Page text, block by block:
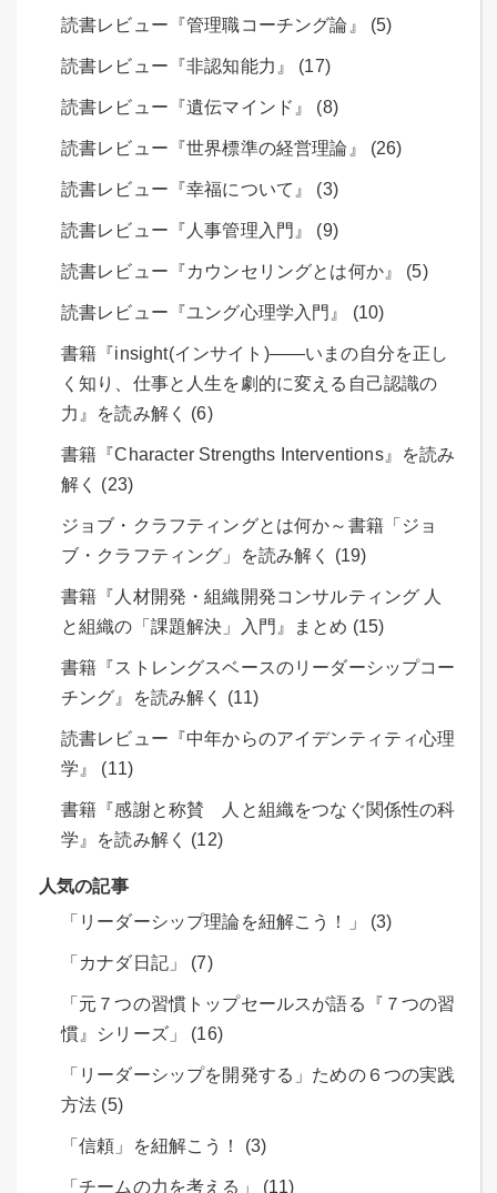
読書レビュー『管理職コーチング論』 (5)
読書レビュー『非認知能力』 (17)
読書レビュー『遺伝マインド』 (8)
読書レビュー『世界標準の経営理論』 (26)
読書レビュー『幸福について』 (3)
読書レビュー『人事管理入門』 (9)
読書レビュー『カウンセリングとは何か』 (5)
読書レビュー『ユング心理学入門』 (10)
書籍『insight(インサイト)――いまの自分を正し
く知り、仕事と人生を劇的に変える自己認識の
力』を読み解く (6)
書籍『Character Strengths Interventions』を読み
解く (23)
ジョブ・クラフティングとは何か～書籍「ジョ
ブ・クラフティング」を読み解く (19)
書籍『人材開発・組織開発コンサルティング 人
と組織の「課題解決」入門』まとめ (15)
書籍『ストレングスベースのリーダーシップコー
チング』を読み解く (11)
読書レビュー『中年からのアイデンティティ心理
学』 (11)
書籍『感謝と称賛 人と組織をつなぐ関係性の科
学』を読み解く (12)
人気の記事
「リーダーシップ理論を紐解こう！」 (3)
「カナダ日記」 (7)
「元７つの習慣トップセールスが語る『７つの習
慣』シリーズ」 (16)
「リーダーシップを開発する」ための６つの実践
方法 (5)
「信頼」を紐解こう！ (3)
「チームの力を考える」 (11)